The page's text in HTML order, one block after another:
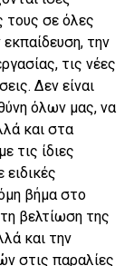
τους σε όλες
την
τις νέες
Δεν είναι
όλων μας, να
και στα
τις ίδιες
βήμα στο
βελτίωση της
και την
στις παραλίες